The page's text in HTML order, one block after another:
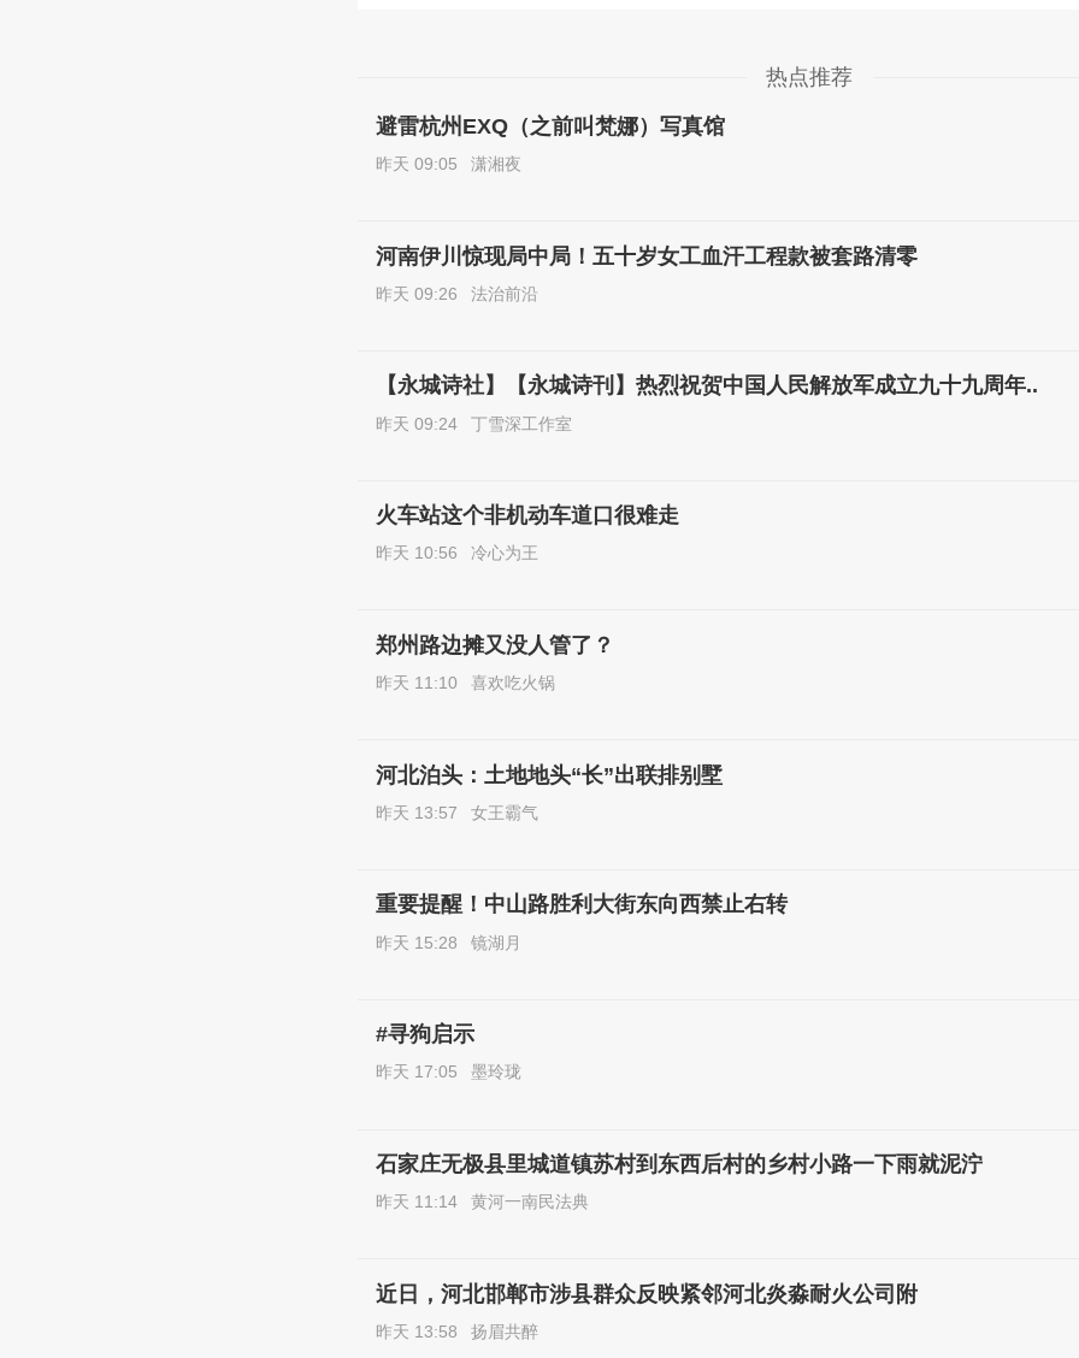
热点推荐
避雷杭州EXQ（之前叫梵娜）写真馆
昨天 09:05 潇湘夜
河南伊川惊现局中局！五十岁女工血汗工程款被套路清零
昨天 09:26 法治前沿
【永城诗社】【永城诗刊】热烈祝贺中国人民解放军成立九十九周年..
昨天 09:24 丁雪深工作室
火车站这个非机动车道口很难走
昨天 10:56 冷心为王
郑州路边摊又没人管了？
昨天 11:10 喜欢吃火锅
河北泊头：土地地头“长”出联排别墅
昨天 13:57 女王霸气
重要提醒！中山路胜利大街东向西禁止右转
昨天 15:28 镜湖月
#寻狗启示
昨天 17:05 墨玲珑
石家庄无极县里城道镇苏村到东西后村的乡村小路一下雨就泥泞
昨天 11:14 黄河一南民法典
近日，河北邯郸市涉县群众反映紧邻河北炎淼耐火公司附
昨天 13:58 扬眉共醉